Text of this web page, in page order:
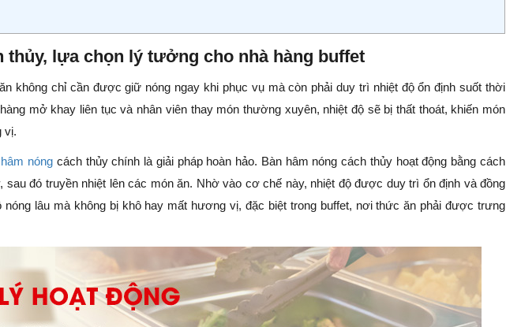
thủy, lựa chọn lý tưởng cho nhà hàng buffet
không chỉ cần được giữ nóng ngay khi phục vụ mà còn phải duy trì nhiệt độ ổn định suốt thời
mở khay liên tục và nhân viên thay món thường xuyên, nhiệt độ sẽ bị thất thoát, khiến món
vị.
nóng cách thủy chính là giải pháp hoàn hảo. Bàn hâm nóng cách thủy hoạt động bằng cách
đó truyền nhiệt lên các món ăn. Nhờ vào cơ chế này, nhiệt độ được duy trì ổn định và đồng
lâu mà không bị khô hay mất hương vị, đặc biệt trong buffet, nơi thức ăn phải được trưng